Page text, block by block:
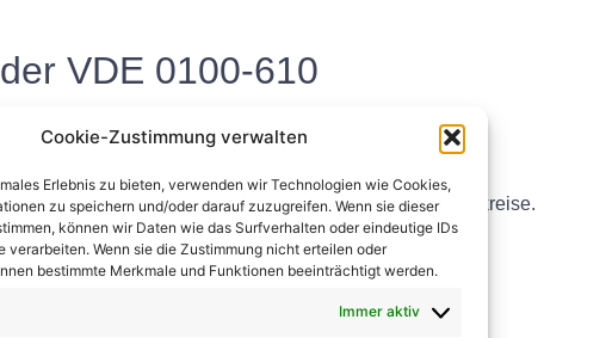
Cookie-Zustimmung verwalten
Erlebnis zu bieten, verwenden wir Technologien wie Cookies,
zu speichern und/oder darauf zuzugreifen. Wenn sie dieser
können wir Daten wie das Surfverhalten oder eindeutige IDs
verarbeiten. Wenn sie die Zustimmung nicht erteilen oder
bestimmte Merkmale und Funktionen beeinträchtigt werden.
Immer aktiv
VDE 0100-610
von Stromschlägen.
zur Erkennung und Abschaltung fehlerhafter Stromkreise.
Überstrom und Überspannung.
elektrische Sicherheit.